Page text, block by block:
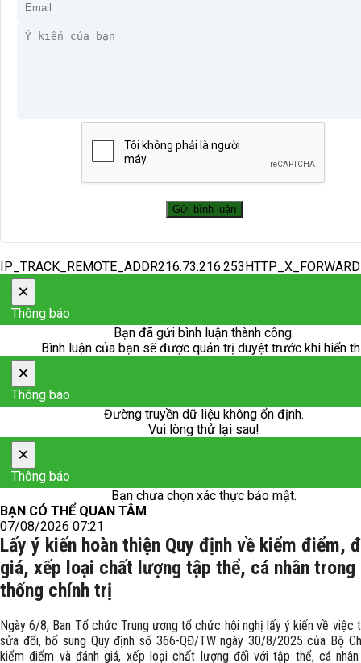
×
Thông báo
Bạn đã gửi bình luận thành công.
Bình luận của bạn sẽ được quản trị duyệt trước khi hiển
×
Thông báo
Đường truyền dữ liệu không ổn định.
Vui lòng thử lại sau!
×
Thông báo
Bạn chưa chọn xác thực bảo mật.
BẠN CÓ THỂ QUAN TÂM
07/08/2026 07:21
Lấy ý kiến hoàn thiện Quy định về kiểm điểm,
giá, xếp loại chất lượng tập thể, cá nhân trong
thống chính trị
Ngày 6/8, Ban Tổ chức Trung ương tổ chức hội nghị lấy ý kiến về việc
sửa đổi, bổ sung Quy định số 366-QĐ/TW ngày 30/8/2025 của Bộ
kiểm điểm và đánh giá, xếp loại chất lượng đối với tập thể, cá